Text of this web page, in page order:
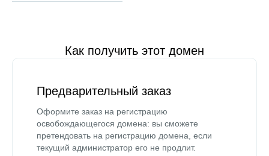
Как получить этот домен
Предварительный заказ
Оформите заказ на регистрацию
освобождающегося домена: вы сможете
претендовать на регистрацию домена, если
текущий администратор его не продлит.